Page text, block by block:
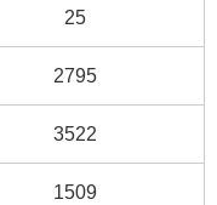
25
2795
3522
1509